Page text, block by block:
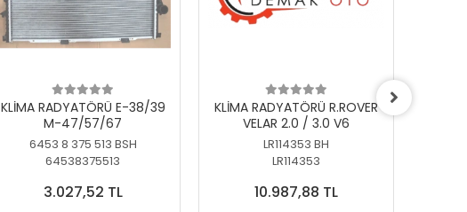
KLİMA RADYATÖRÜ E-38/39
M-47/57/67
6453 8 375 513 BSH
64538375513
3.027,52 TL
KLİMA RADYATÖRÜ R.ROVER
VELAR 2.0 / 3.0 V6
LR114353 BH
LR114353
10.987,88 TL